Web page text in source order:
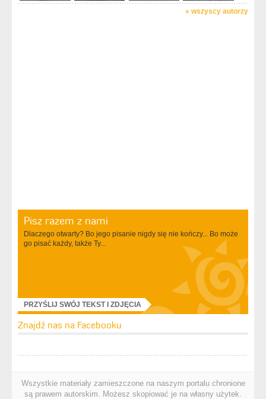
» wszyscy autorzy
Pisz razem z nami
Dlaczego otwarty? Bo jego pisanie nigdy się nie kończy... Bo może
go pisać każdy, także Ty...
PRZYŚLIJ SWÓJ TEKST I ZDJĘCIA
Znajdź nas na Facebooku
Wszystkie materiały zamieszczone na naszym portalu chronione
są prawem autorskim. Możesz skopiować je na własny użytek.